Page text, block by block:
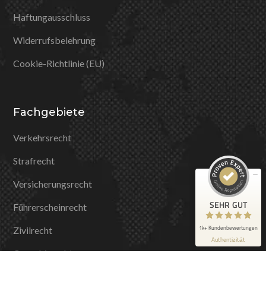
Haftungausschluss
Widerrufsbelehrung
Cookie-Richtlinie (EU)
Fachgebiete
Verkehrsrecht
Strafrecht
Versicherungsrecht
Führerscheinrecht
Zivilrecht
Cannabisrecht
SEHR GUT
1k+ Kundenbewertungen
Authentizität
Kundenbewertungen und Erfahrungen zu
Dr. Herzog Rechtsanwälte
100%
Empfehlungen auf
SEHR GUT
4,86 / 5,00
735
Bewertungen auf
ProvenExpert.com
688
Bewertungen von 4
anderen Quellen
Blick aufs ProvenExpert-Profil werfen
1.8.2026